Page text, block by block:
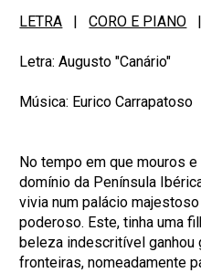
LETRA |CORO E PIANO
Letra: Augusto "Canário"
Música: Eurico Carrapatoso
No tempo em que mouros
domínio da Península
vivia num palácio
poderoso. Este, tinha uma
beleza indescritível ganhou
fronteiras, nomeadamente